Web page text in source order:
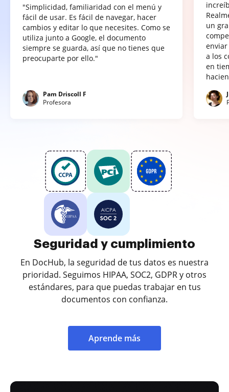
"Simplicidad, familiaridad con el menú y
fácil de usar. Es fácil de navegar, hacer
cambios y editar lo que necesites. Como se
utiliza junto a Google, el documento
siempre se guarda, así que no tienes que
preocuparte por ello."
Pam Driscoll F
Profesora
un
a los
en
Seguridad y cumplimiento
En DocHub, la seguridad de tus datos es nuestra
prioridad. Seguimos HIPAA, SOC2, GDPR y otros
estándares, para que puedas trabajar en tus
documentos con confianza.
Aprende más